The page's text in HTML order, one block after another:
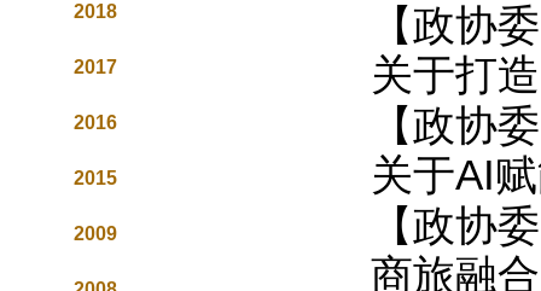
2018
2017
2016
2015
2009
【政协
关于打
【政协
关于AI
【政协
商旅融